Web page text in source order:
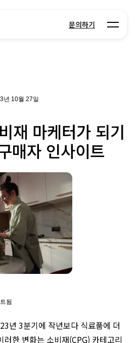
문의하기 Open
년 10월 27일
재 마케터가 되기
매자 인사이트
됨
년 3분기에 작년보다 식료품에 더
러한 변화는 소비재(CPG) 카테고리